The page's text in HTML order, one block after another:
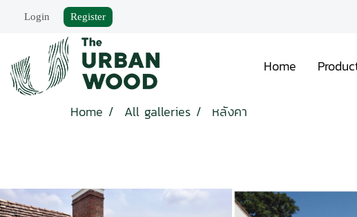
Login Register
Home
Home All galleries หลังคา